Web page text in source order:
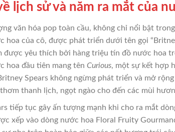
lịch sử và năm ra mắt của
văn hóa pop toàn cầu, không chỉ nổi bật
hoa của cô, được phát triển dưới tên gọi
được yêu thích bởi hàng triệu tín đồ nước hoa
hoa đầu tiên mang tên Curious, một sự kết hợp
Spears không ngừng phát triển và mở
thanh lịch, ngọt ngào cho đến các mùi
tiếp tục gây ấn tượng mạnh khi cho ra mắt
xếp vào dòng nước hoa Floral Fruity